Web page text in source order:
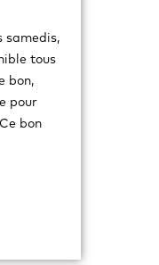
samedis,
tous
bon,
pour
bon